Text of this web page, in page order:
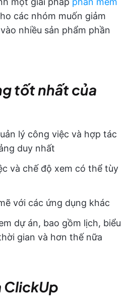
các nhóm muốn giảm
nhiều sản phẩm phần
tốt nhất của
lý công việc và hợp tác
duy nhất
và chế độ xem có thể tùy
với các ứng dụng khác
dự án, bao gồm lịch, biểu
gian và hơn thế nữa
ClickUp